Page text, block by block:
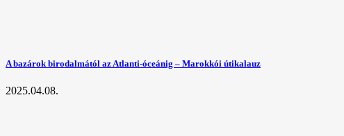
A bazárok birodalmától az Atlanti-óceánig – Marokkói útikalauz
2025.04.08.